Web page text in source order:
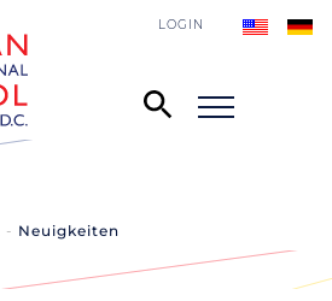
LOGIN
Neuigkeiten